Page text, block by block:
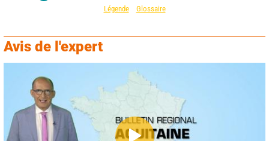
Légende
Glossaire
Avis de l'expert